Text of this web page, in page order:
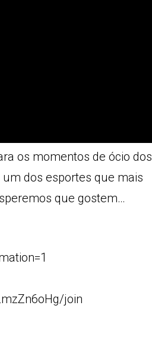
os momentos de ócio dos
dos esportes que mais
que gostem…
join